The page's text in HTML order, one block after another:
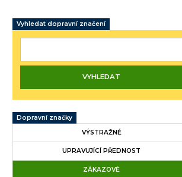
Vyhledat dopravní značení
Dopravní značky
VÝSTRAŽNÉ
UPRAVUJÍCÍ PŘEDNOST
ZÁKAZOVÉ